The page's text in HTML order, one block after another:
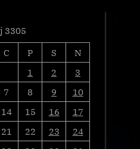
3305
C P S
N
1
2
3
7 8 9
10
14 15 16
17
21 22 23
24